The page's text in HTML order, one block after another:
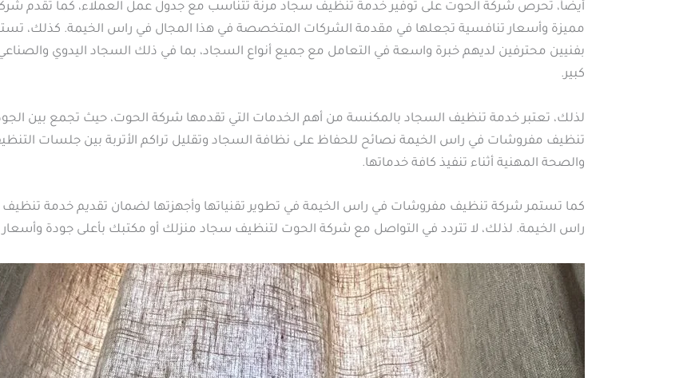
أيضاً، تحرص شركة الحوت على توفير خدمة تنظيف سجاد مرنة تتناسب مع جدول عمل العملاء، كما تقدم
مميزة وأسعار تنافسية تجعلها في مقدمة الشركات المتخصصة في هذا المجال في راس الخيمة. كذلك،
بفنيين محترفين لديهم خبرة واسعة في التعامل مع جميع أنواع السجاد، بما في ذلك السجاد اليدوي
كبير.
لذلك، تعتبر خدمة تنظيف السجاد بالمكنسة من أهم الخدمات التي تقدمها شركة الحوت، حيث تجمع بين
تنظيف مفروشات في راس الخيمة نصائح للحفاظ على نظافة السجاد وتقليل تراكم الأتربة بين جلسات
والصحة المهنية أثناء تنفيذ كافة خدماتها.
كما تستمر شركة تنظيف مفروشات في راس الخيمة في تطوير تقنياتها وأجهزتها لضمان تقديم خدمة تنظيف
راس الخيمة. لذلك، لا تتردد في التواصل مع شركة الحوت لتنظيف سجاد منزلك أو مكتبك بأعلى جودة وأسعار